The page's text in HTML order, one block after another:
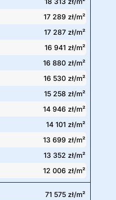
17 289 zł/m²
17 287 zł/m²
16 941 zł/m²
16 880 zł/m²
16 530 zł/m²
15 258 zł/m²
14 946 zł/m²
14 101 zł/m²
13 699 zł/m²
13 352 zł/m²
12 006 zł/m²
71 575 zł/m²